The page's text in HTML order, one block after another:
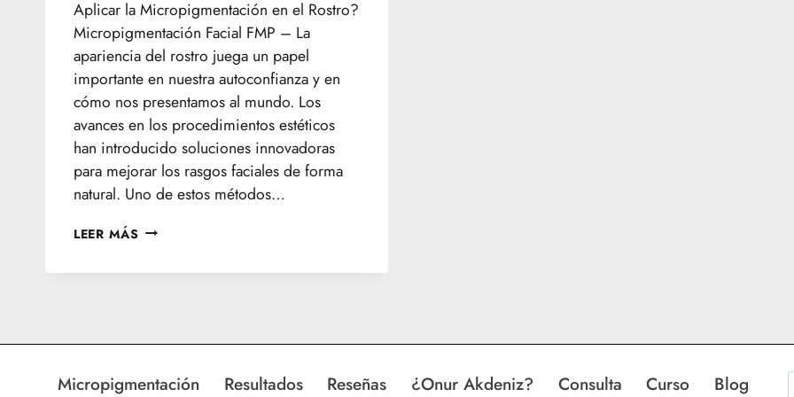
Aplicar la Micropigmentación en el Rostro?
Micropigmentación Facial FMP – La
apariencia del rostro juega un papel
importante en nuestra autoconfianza y en
cómo nos presentamos al mundo. Los
avances en los procedimientos estéticos
han introducido soluciones innovadoras
para mejorar los rasgos faciales de forma
natural. Uno de estos métodos…
LEER MÁS MICROPIGMENTACIÓN
Micropigmentación Resultados Reseñas ¿Onur Akdeniz? Consulta Curso
Blog